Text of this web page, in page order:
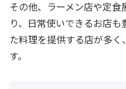
その他、ラーメン店や定
り、日常使いできるお店
た料理を提供する店が多
す。